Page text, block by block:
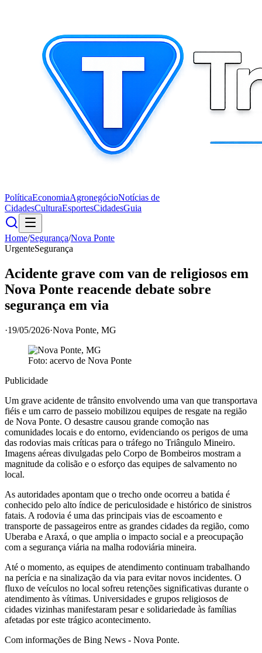
PolíticaEconomiaAgronegócioNotícias de
CidadesCulturaEsportesCidadesGuia
Home/Segurança/Nova Ponte
UrgenteSegurança
Acidente grave com van de religiosos em
Nova Ponte reacende debate sobre
segurança em via
·19/05/2026·Nova Ponte, MG
Foto: acervo de Nova Ponte
Publicidade
Um grave acidente de trânsito envolvendo uma van que transportava
fiéis e um carro de passeio mobilizou equipes de resgate na região
de Nova Ponte. O desastre causou grande comoção nas
comunidades locais e do entorno, evidenciando os perigos de uma
das rodovias mais críticas para o tráfego no Triângulo Mineiro.
Imagens aéreas divulgadas pelo Corpo de Bombeiros mostram a
magnitude da colisão e o esforço das equipes de salvamento no
local.
As autoridades apontam que o trecho onde ocorreu a batida é
conhecido pelo alto índice de periculosidade e histórico de sinistros
fatais. A rodovia é uma das principais vias de escoamento e
transporte de passageiros entre as grandes cidades da região, como
Uberaba e Araxá, o que amplia o impacto social e a preocupação
com a segurança viária na malha rodoviária mineira.
Até o momento, as equipes de atendimento continuam trabalhando
na perícia e na sinalização da via para evitar novos incidentes. O
fluxo de veículos no local sofreu retenções significativas durante o
atendimento às vítimas. Universidades e grupos religiosos de
cidades vizinhas manifestaram pesar e solidariedade às famílias
afetadas por este trágico acontecimento.
Com informações de Bing News - Nova Ponte.